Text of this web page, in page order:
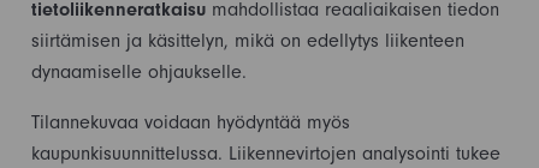
tietoliikenneratkaisumahdollistaa reaaliaikaisen tiedon
siirtämisen ja käsittelyn, mikä on edellytys liikenteen
dynaamiselle ohjaukselle.
Tilannekuvaa voidaan hyödyntää myös
kaupunkisuunnittelussa. Liikennevirtojen analysointi tukee